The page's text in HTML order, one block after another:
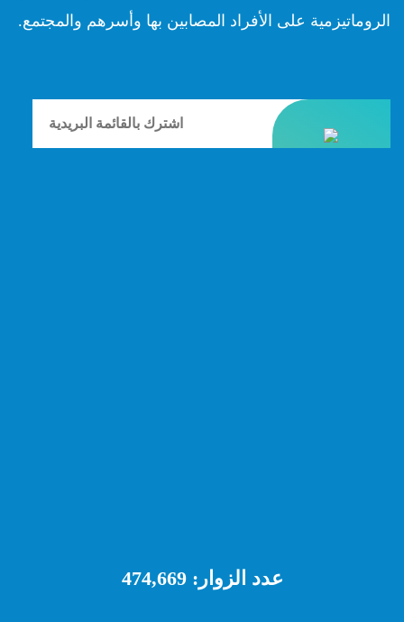
الروماتيزمية على الأفراد المصابين بها وأسرهم والمجتمع.
عدد الزوار:474,669